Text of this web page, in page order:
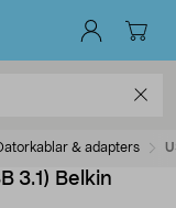
& adapters
3.1) Belkin